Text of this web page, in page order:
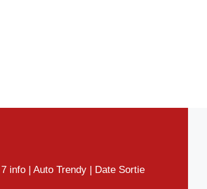
7 info | Auto Trendy | Date Sortie